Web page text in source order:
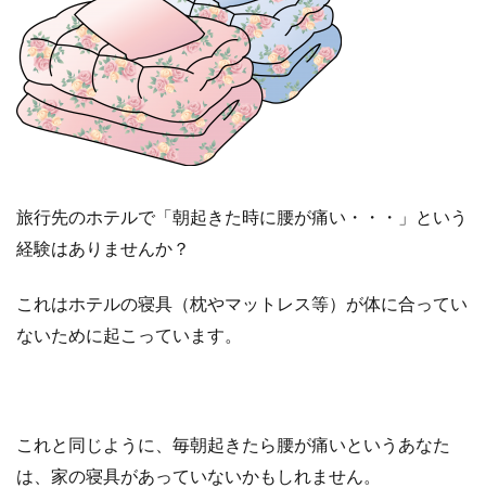
旅行先のホテルで「朝起きた時に腰が痛い・・・」という
経験はありませんか？
これはホテルの寝具（枕やマットレス等）が体に合ってい
ないために起こっています。
これと同じように、毎朝起きたら腰が痛いというあなた
は、家の寝具があっていないかもしれません。